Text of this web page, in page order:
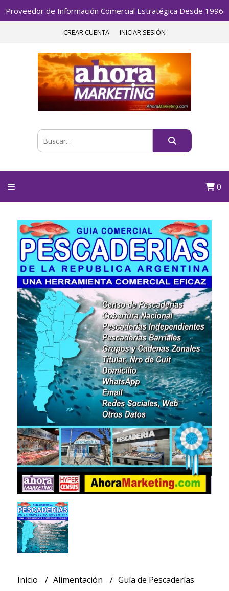
Proveedor de Información Comercial Estratégica Desde 1996
CREAR CUENTA INICIAR SESIÓN
0
Inicio Alimentación Guía de Pescaderías